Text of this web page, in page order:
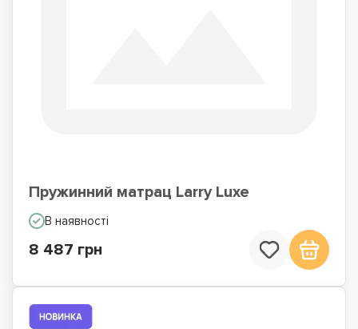
Пружинний матрац Larry Luxe
В наявності
8 487 грн